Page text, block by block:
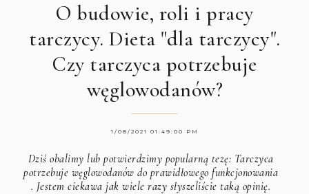
O budowie, roli i pracy
tarczycy. Dieta "dla tarczycy".
Czy tarczyca potrzebuje
węglowodanów?
1/08/2021 01:49:00 PM
Dziś obalimy lub potwierdzimy popularną tezę: Tarczyca
potrzebuje węglowodanów do prawidłowego funkcjonowania
. Jestem ciekawa jak wiele razy słyszeliście taką opinię.